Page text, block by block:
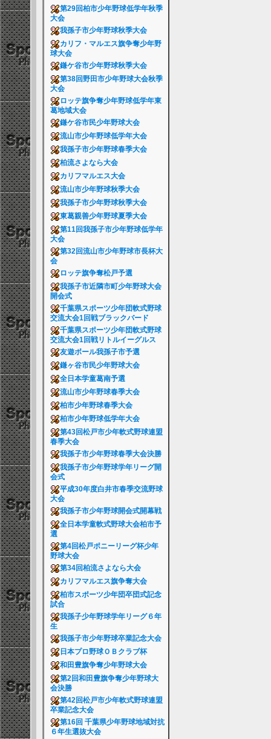
第29回柏市少年野球低学年秋季
大会
我孫子市少年野球秋季大会
カリフ・マルエス旗争奪少年野
球大会
鎌ケ谷市少年野球秋季大会
第38回野田市少年野球大会秋季
大会
ロッテ旗争奪少年野球低学年東
葛地域大会
鎌ケ谷市民少年野球大会
流山市少年野球低学年大会
我孫子市少年野球春季大会
柏流さよなら大会
カリフマルエス大会
流山市少年野球秋季大会
我孫子市少年野球秋季大会
東葛親善少年野球夏季大会
第11回我孫子市少年野球低学年
大会
第32回流山市少年野球市長杯大
会
ロッテ旗争奪松戸予選
我孫子市近隣市町少年野球大会
開会式
千葉県スポーツ少年団軟式野球
交流大会1回戦ブラックバード
千葉県スポーツ少年団軟式野球
交流大会1回戦リトルイーグルス
友遊ボール我孫子市予選
鎌ヶ谷市民少年野球大会
全日本学童葛南予選
流山市少年野球春季大会
柏市少年野球春季大会
柏市少年野球低学年大会
第43回松戸市少年軟式野球連盟
春季大会
我孫子市少年野球春季大会決勝
我孫子市少年野球学年リーグ開
会式
平成30年度白井市春季交流野球
大会
我孫子市少年野球開会式開幕戦
全日本学童軟式野球大会柏市予
選
第4回松戸ポニーリーグ杯少年
野球大会
第34回柏流さよなら大会
カリフマルエス旗争奪大会
柏市スポーツ少年団卒団式記念
試合
我孫子少年野球学年リーグ６年
生
我孫子市少年野球卒業記念大会
日本プロ野球ＯＢクラブ杯
和田豊旗争奪少年野球大会
第2回和田豊旗争奪少年野球大
会決勝
第42回松戸市少年軟式野球連盟
卒業記念大会
第16回 千葉県少年野球地域対抗
６年生選抜大会